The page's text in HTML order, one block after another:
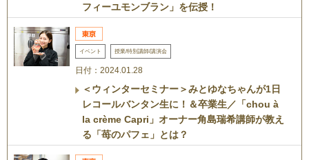
フィーユモンブラン」を伝授！
イベント 授業/特別講師/講演会
日付：2024.01.28
＜ウィンターセミナー＞みとゆなちゃんが1日
レコールバンタン生に！＆卒業生／「chou à
la crème Capri」オーナー角島瑞希講師が教え
る「苺のパフェ」とは？